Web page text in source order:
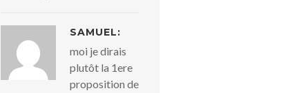
SAMUEL:
moi je dirais
plutôt la 1ere
proposition de